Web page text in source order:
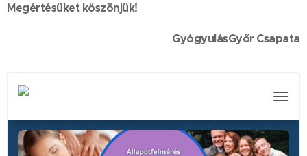
Megértésüket köszönjük!
GyógyulásGyőr Csapata